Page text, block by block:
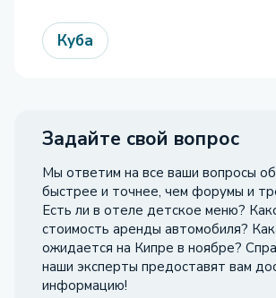
Куба
Задайте свой вопрос
Мы ответим на все ваши вопросы
быстрее и точнее, чем форумы и
Есть ли в отеле детское меню?
стоимость аренды автомобиля?
ожидается на Кипре в ноябре?
наши эксперты предоставят вам
информацию!